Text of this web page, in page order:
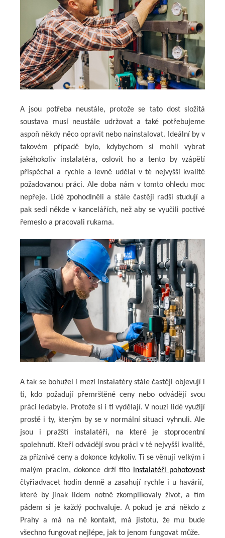
A jsou potřeba neustále, protože se tato dost složitá
soustava musí neustále udržovat a také potřebujeme
aspoň někdy něco opravit nebo nainstalovat. Ideální by v
takovém případě bylo, kdybychom si mohli vybrat
jakéhokoliv instalatéra, oslovit ho a tento by vzápětí
přispěchal a rychle a levně udělal v té nejvyšší kvalitě
požadovanou práci. Ale doba nám v tomto ohledu moc
nepřeje. Lidé zpohodlněli a stále častěji radši studují a
pak sedí někde v kancelářích, než aby se vyučili poctivé
řemeslo a pracovali rukama.
A tak se bohužel i mezi instalatéry stále častěji objevují i
ti, kdo požadují přemrštěné ceny nebo odvádějí svou
práci ledabyle. Protože si i ti vydělají. V nouzi lidé využijí
prostě i ty, kterým by se v normální situaci vyhnuli. Ale
jsou i pražští instalatéři, na které je stoprocentní
spolehnutí. Kteří odvádějí svou práci v té nejvyšší kvalitě,
za příznivé ceny a dokonce kdykoliv. Ti se věnují velkým i
malým pracím, dokonce drží tito instalatéři pohotovost
čtyřiadvacet hodin denně a zasahují rychle i u havárií,
které by jinak lidem notně zkomplikovaly život, a tím
pádem si je každý pochvaluje. A pokud je zná někdo z
Prahy a má na ně kontakt, má jistotu, že mu bude
všechno fungovat nejlépe, jak to jenom fungovat může.